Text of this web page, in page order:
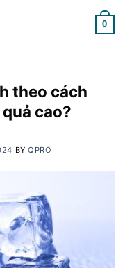
0
theo cách
cao?
BYQPRO